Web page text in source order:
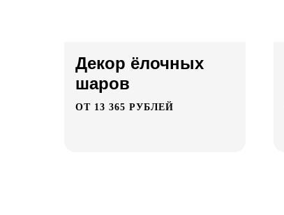
ОТ 13 365 РУБЛЕЙ
Декор ёлочных
шаров